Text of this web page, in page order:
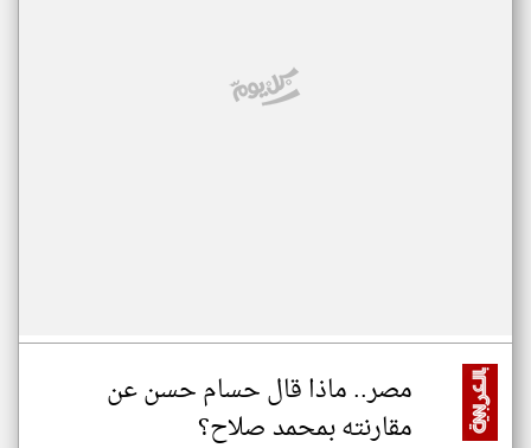
مصر.. ماذا قال حسام حسن عن
مقارنته بمحمد صلاح؟